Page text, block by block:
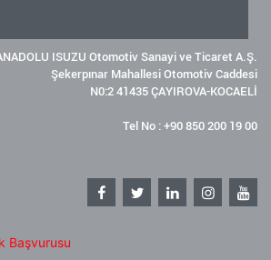
ISUZU Otomotiv Sanayi ve Ticaret A.Ş.
Şekerpınar Mahallesi Otomotiv Caddesi
N0:2 41435 ÇAYIROVA-KOCAELİ
Tel No : +90 850 200 19 00
Başvurusu